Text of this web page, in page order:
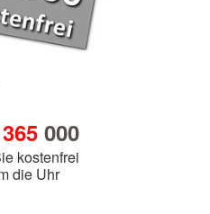
365000
kostenfrei
die Uhr